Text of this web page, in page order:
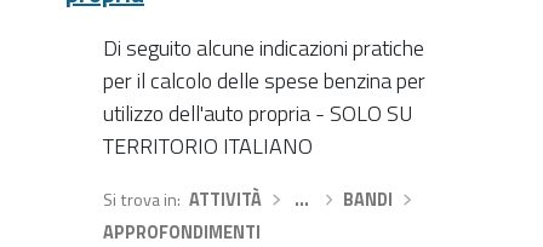
Di seguito alcune indicazioni pratiche
per il calcolo delle spese benzina per
utilizzo dell'auto propria - SOLO SU
TERRITORIO ITALIANO
Si trova in ATTIVITÀ› … BANDI
APPROFONDIMENTI